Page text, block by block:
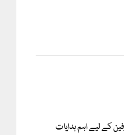
کے لیے اہم ہدایات